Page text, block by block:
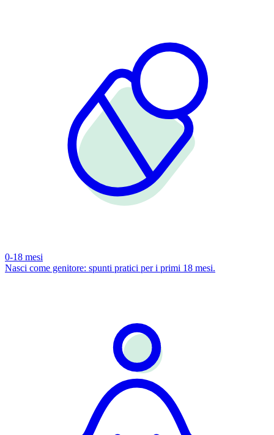
0-18 mesi
Nasci come genitore: spunti pratici per i primi 18 mesi.